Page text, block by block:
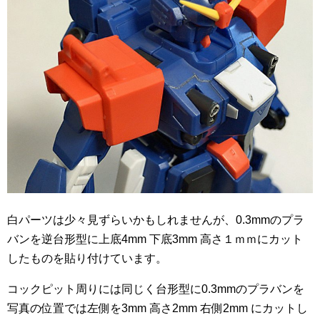
白パーツは少々見ずらいかもしれませんが、0.3mmのプラ
バンを逆台形型に上底4mm 下底3mm 高さ１ｍｍにカット
したものを貼り付けています。
コックピット周りには同じく台形型に0.3mmのプラバンを
写真の位置では左側を3mm 高さ2mm 右側2mm にカットし